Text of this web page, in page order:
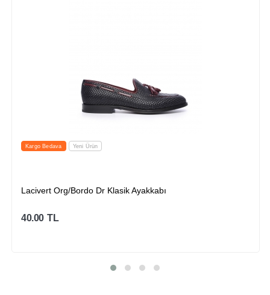
Kargo Bedava Yeni Ürün
Lacivert Org/Bordo Dr Klasik Ayakkabı
40.00 TL